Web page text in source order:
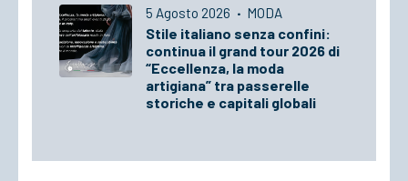
5 Agosto 2026 · MODA
Stile italiano senza confini:
continua il grand tour 2026 di
“Eccellenza, la moda
artigiana” tra passerelle
storiche e capitali globali